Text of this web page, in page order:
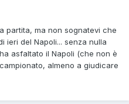
partita, ma non sognatevi che
ieri del Napoli... senza nulla
asfaltato il Napoli (che non è
almeno a giudicare